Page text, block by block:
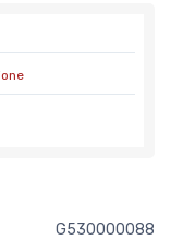
G530000088